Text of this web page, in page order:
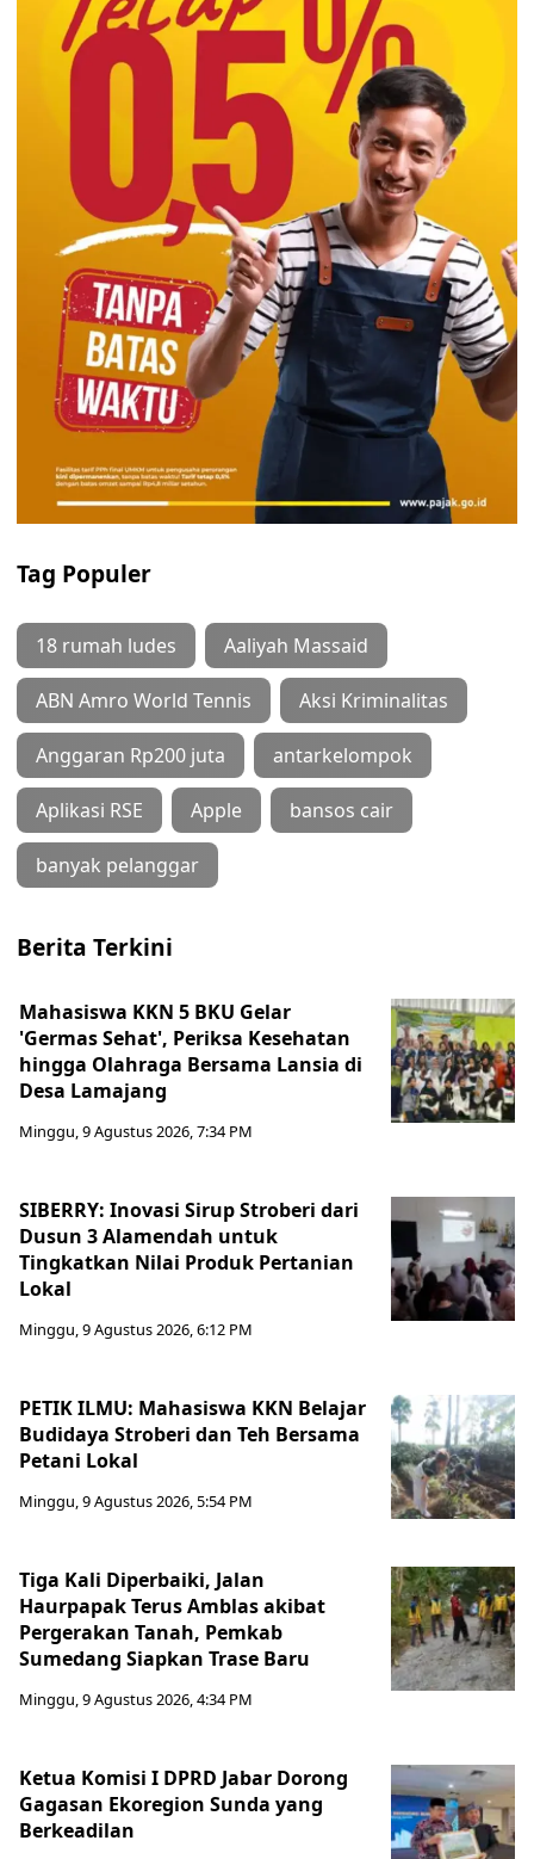
Tag Populer
18 rumah ludes Aaliyah Massaid
ABN Amro World Tennis Aksi Kriminalitas
Anggaran Rp200 juta antarkelompok
Aplikasi RSE Apple bansos cair
banyak pelanggar
Berita Terkini
Mahasiswa KKN 5 BKU Gelar
'Germas Sehat', Periksa Kesehatan
hingga Olahraga Bersama Lansia di
Desa Lamajang
Minggu, 9 Agustus 2026, 7:34 PM
SIBERRY: Inovasi Sirup Stroberi dari
Dusun 3 Alamendah untuk
Tingkatkan Nilai Produk Pertanian
Lokal
Minggu, 9 Agustus 2026, 6:12 PM
PETIK ILMU: Mahasiswa KKN Belajar
Budidaya Stroberi dan Teh Bersama
Petani Lokal
Minggu, 9 Agustus 2026, 5:54 PM
Tiga Kali Diperbaiki, Jalan
Haurpapak Terus Amblas akibat
Pergerakan Tanah, Pemkab
Sumedang Siapkan Trase Baru
Minggu, 9 Agustus 2026, 4:34 PM
Ketua Komisi I DPRD Jabar Dorong
Gagasan Ekoregion Sunda yang
Berkeadilan